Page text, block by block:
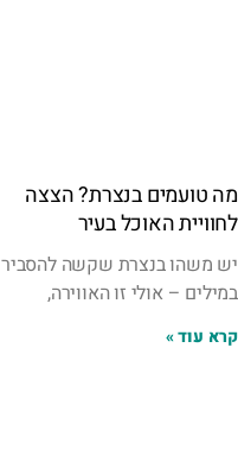
מה טועמים בנצרת? הצצה
לחוויית האוכל בעיר
יש משהו בנצרת שקשה להסביר
במילים – אולי זו האווירה,
קרא עוד »